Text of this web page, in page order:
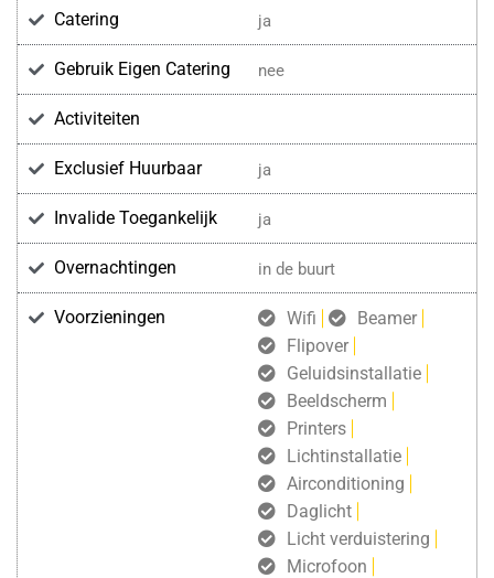
Catering ja
Gebruik Eigen Catering nee
Activiteiten
Exclusief Huurbaar ja
Invalide Toegankelijk ja
Overnachtingen in de buurt
Voorzieningen Wifi
Beamer
Flipover
Geluidsinstallatie
Beeldscherm
Printers
Lichtinstallatie
Airconditioning
Daglicht
Licht verduistering
Microfoon